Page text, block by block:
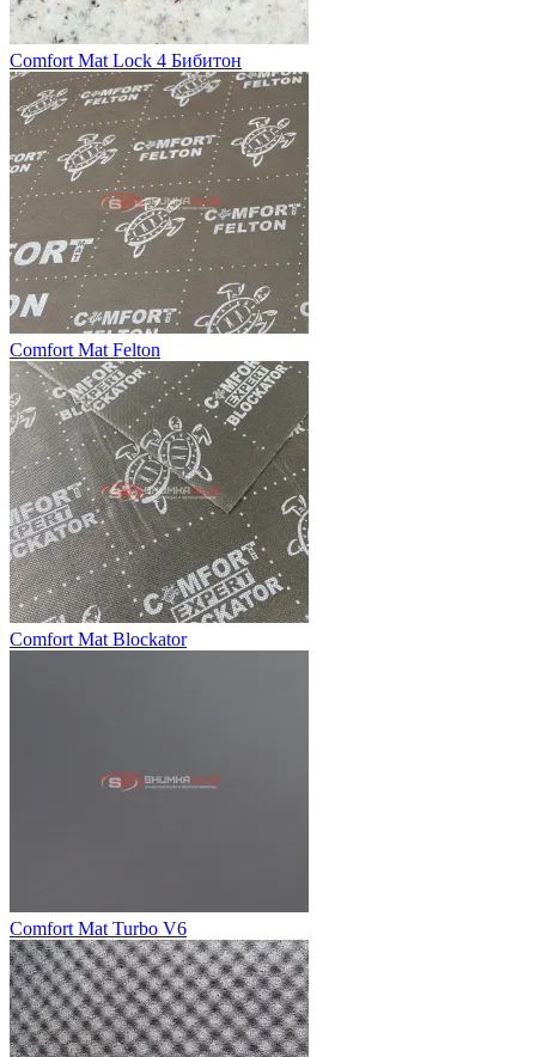
Comfort Mat Lock 4 Бибитон
Comfort Mat Felton
Comfort Mat Blockator
Comfort Mat Turbo V6